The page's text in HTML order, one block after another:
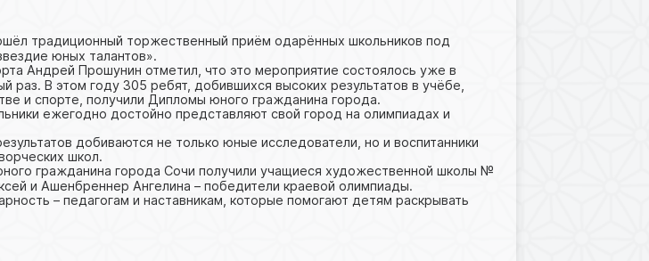
традиционный торжественный приём одарённых школьников под
юных талантов».
Андрей Прошунин отметил, что это мероприятие состоялось уже в
раз. В этом году 305 ребят, добившихся высоких результатов в учёбе,
и спорте, получили Дипломы юного гражданина города.
ежегодно достойно представляют свой город на олимпиадах и
добиваются не только юные исследователи, но и воспитанники
школ.
гражданина города Сочи получили учащиеся художественной школы №
и Ашенбреннер Ангелина – победители краевой олимпиады.
– педагогам и наставникам, которые помогают детям раскрывать